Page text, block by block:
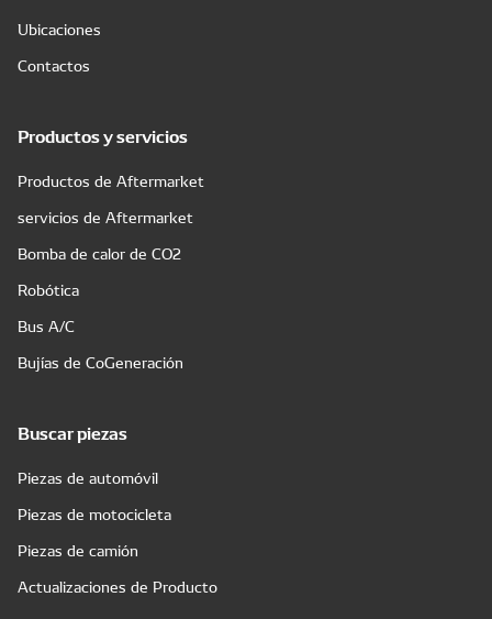
Ubicaciones
Contactos
Productos y servicios
Productos de Aftermarket
servicios de Aftermarket
Bomba de calor de CO2
Robótica
Bus A/C
Bujías de CoGeneración
Buscar piezas
Piezas de automóvil
Piezas de motocicleta
Piezas de camión
Actualizaciones de Producto